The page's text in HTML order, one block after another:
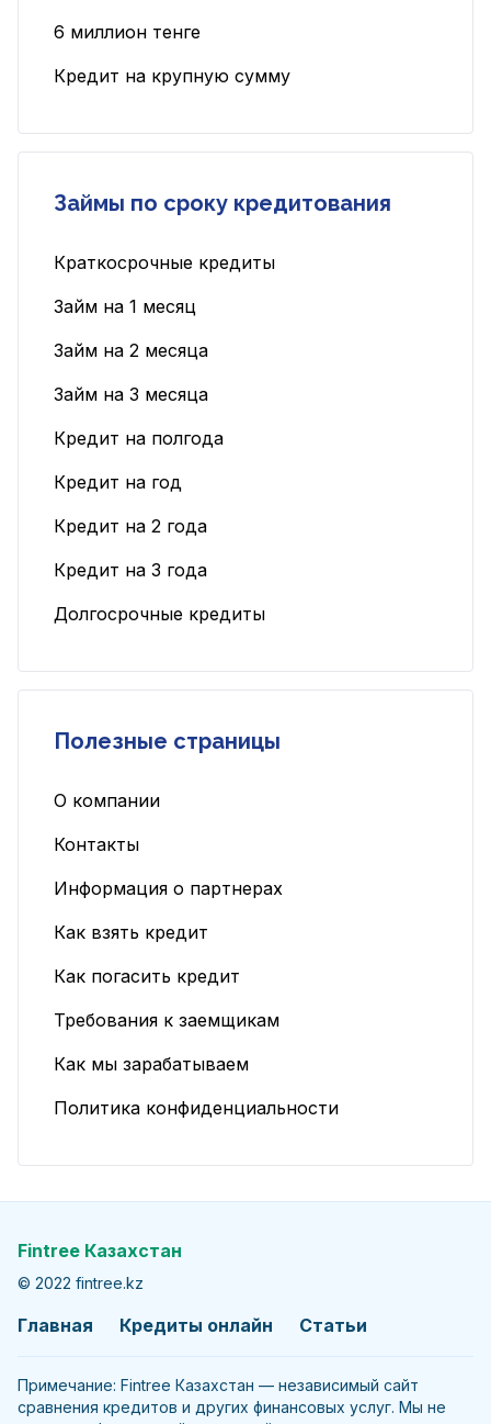
6 миллион тенге
Кредит на крупную сумму
Займы по сроку кредитования
Краткосрочные кредиты
Займ на 1 месяц
Займ на 2 месяца
Займ на 3 месяца
Кредит на полгода
Кредит на год
Кредит на 2 года
Кредит на 3 года
Долгосрочные кредиты
Полезные страницы
О компании
Контакты
Информация о партнерах
Как взять кредит
Как погасить кредит
Требования к заемщикам
Как мы зарабатываем
Политика конфиденциальности
Fintree Казахстан
© 2022 fintree.kz
Главная Кредиты онлайн Статьи
Примечание: Fintree Казахстан — независимый сайт
сравнения кредитов и других финансовых услуг. Мы не